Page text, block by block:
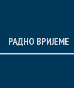
РАДНО ВРИЈЕМЕ